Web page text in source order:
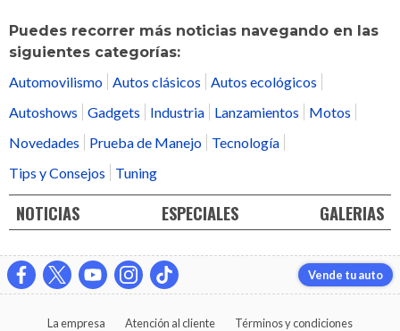
Puedes recorrer más noticias navegando en las
siguientes categorías:
Automovilismo Autos clásicos
Autos ecológicos
Autoshows
Gadgets Industria Lanzamientos
Motos
Novedades
Prueba de Manejo
Tecnología
Tips y Consejos
Tuning
NOTICIAS ESPECIALES GALERIAS
Vende tu auto
La empresa Atención al cliente Términos y condiciones